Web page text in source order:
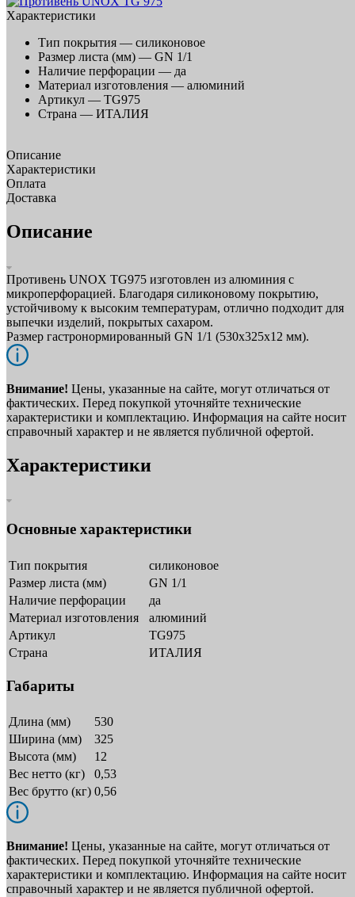
Характеристики
Тип покрытия — силиконовое
Размер листа (мм) — GN 1/1
Наличие перфорации — да
Материал изготовления — алюминий
Артикул — TG975
Страна — ИТАЛИЯ
Описание
Характеристики
Оплата
Доставка
Описание
Противень UNOX TG975 изготовлен из алюминия с
микроперфорацией. Благодаря силиконовому покрытию,
устойчивому к высоким температурам, отлично подходит для
выпечки изделий, покрытых сахаром.
Размер гастронормированный GN 1/1 (530х325х12 мм).
Внимание! Цены, указанные на сайте, могут отличаться от
фактических. Перед покупкой уточняйте технические
характеристики и комплектацию. Информация на сайте носит
справочный характер и не является публичной офертой.
Характеристики
Основные характеристики
Тип покрытия
силиконовое
Размер листа (мм)
GN 1/1
Наличие перфорации
да
Материал изготовления
алюминий
Артикул
TG975
Страна
ИТАЛИЯ
Габариты
Длина (мм)
530
Ширина (мм)
325
Высота (мм)
12
Вес нетто (кг)
0,53
Вес брутто (кг) 0,56
Внимание! Цены, указанные на сайте, могут отличаться от
фактических. Перед покупкой уточняйте технические
характеристики и комплектацию. Информация на сайте носит
справочный характер и не является публичной офертой.